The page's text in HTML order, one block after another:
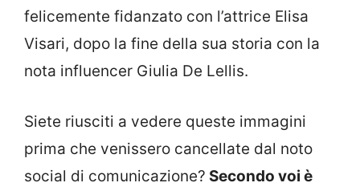
felicemente fidanzato con l’attrice Elisa
Visari, dopo la fine della sua storia con la
nota influencer Giulia De Lellis.
Siete riusciti a vedere queste immagini
prima che venissero cancellate dal noto
social di comunicazione? Secondo voi è